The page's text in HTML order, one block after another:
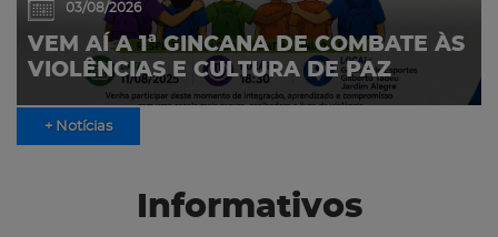
03/08/2026
VEM AÍ A 1ª GINCANA DE COMBATE ÀS
VIOLÊNCIAS E CULTURA DE PAZ
+ Notícias
Informativos